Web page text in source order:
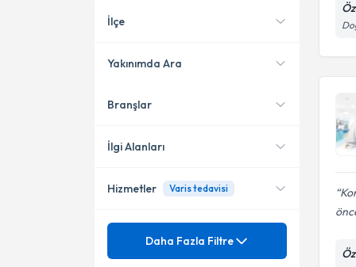
İlçe
Ataşehir
Kadıköy
Bağcılar
Yakınımda Ara
Konumuma yakın uzmanları
Branşlar
Kalp Damar Cerrahisi
Radyoloji
Girişimsel Radyoloji
İlgi Alanları
Varis
Hizmetler Varis tedavisi
Mezuniyet
Daha Fazla Filtre